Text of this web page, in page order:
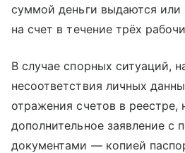
суммой деньги выдаются или
на счет в течение трёх
В случае спорных ситуаций,
несоответствия личных
отражения счетов в реестре,
дополнительное заявление
документами — копией